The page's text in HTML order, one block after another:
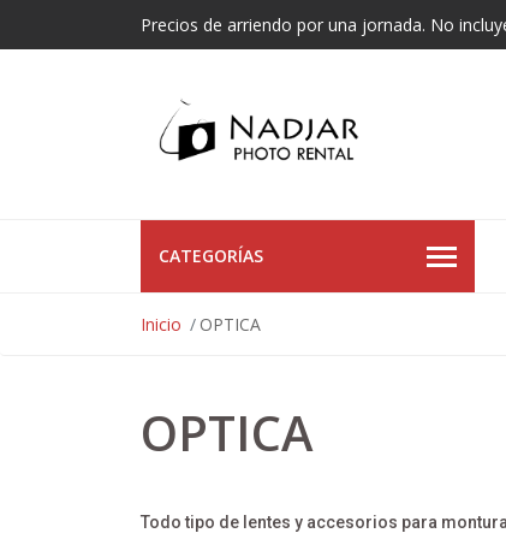
Precios de arriendo por una jornada. No
CATEGORÍAS
Inicio OPTICA
OPTICA
Todo tipo de lentes y accesorios para